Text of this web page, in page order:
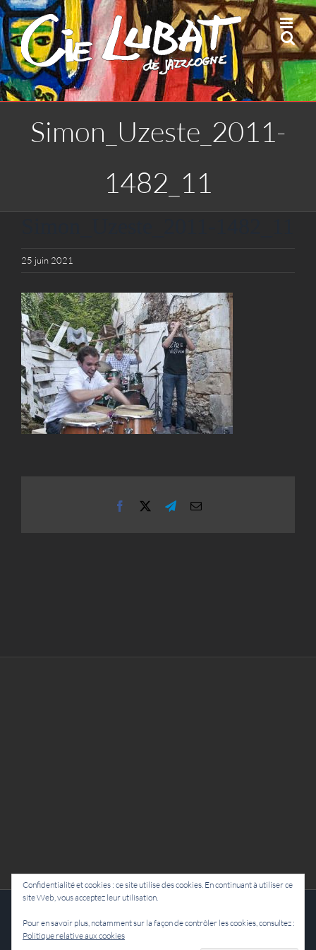
Passer
au
contenu
Simon_Uzeste_2011-
1482_11
25 juin 2021
Facebook TelegramEmail
Confidentialité et cookies : ce site utilise des cookies. En continuant à utiliser ce
site Web, vous acceptez leur utilisation.
Pour en savoir plus, notamment sur la façon de contrôler les cookies, consultez :
Politique relative aux cookies